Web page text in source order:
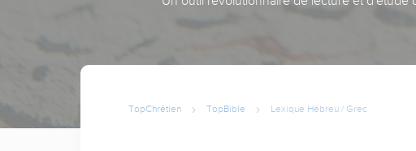
TopChrétien TopBible Lexique Hébreu / Grec